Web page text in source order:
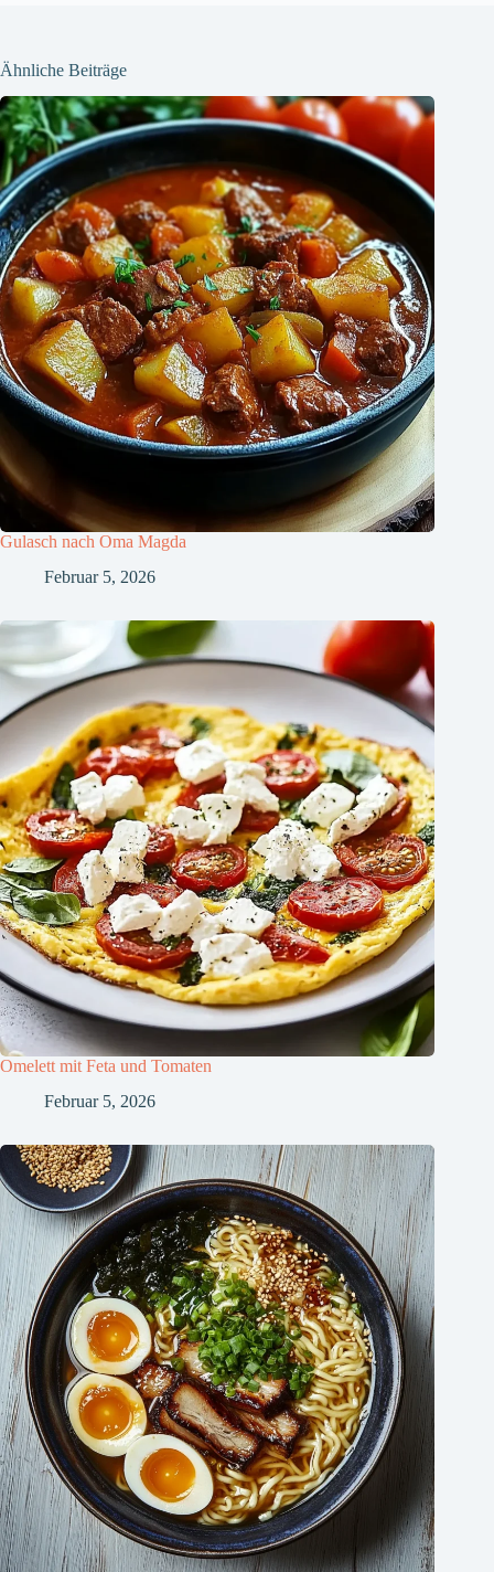
Ähnliche Beiträge
Gulasch nach Oma Magda
Februar 5, 2026
Omelett mit Feta und Tomaten
Februar 5, 2026